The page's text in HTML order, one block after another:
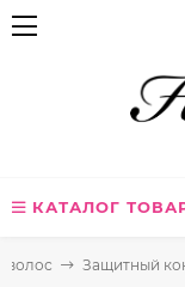
КАТАЛОГ
волос Защитный